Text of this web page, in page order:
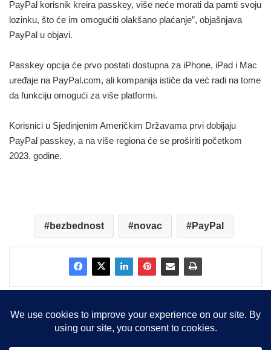
PayPal korisnik kreira passkey, više neće morati da pamti svoju
lozinku, što će im omogućiti olakšano plaćanje”, objašnjava
PayPal u objavi.
Passkey opcija će prvo postati dostupna za iPhone, iPad i Mac
uređaje na PayPal.com, ali kompanija ističe da već radi na tome
da funkciju omogući za više platformi.
Korisnici u Sjedinjenim Američkim Državama prvi dobijaju
PayPal passkey, a na više regiona će se proširiti početkom
2023. godine.
bezbednost novac PayPal
Copyright © 2015-2025, Sva prava zadržana | LBS Team d.o.o.